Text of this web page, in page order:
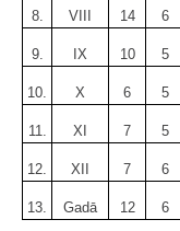
8. VIII 14 6
9. IX 10 5
10. X 6 5
11. XI 7 5
12. XII 7 6
13. Gadā 12 6